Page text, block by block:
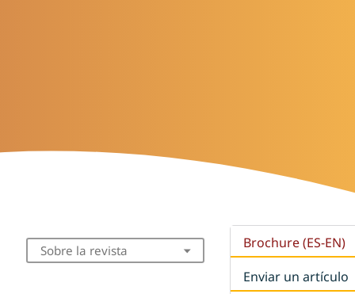
Sobre la revista
Brochure (ES-EN)
Enviar un artículo